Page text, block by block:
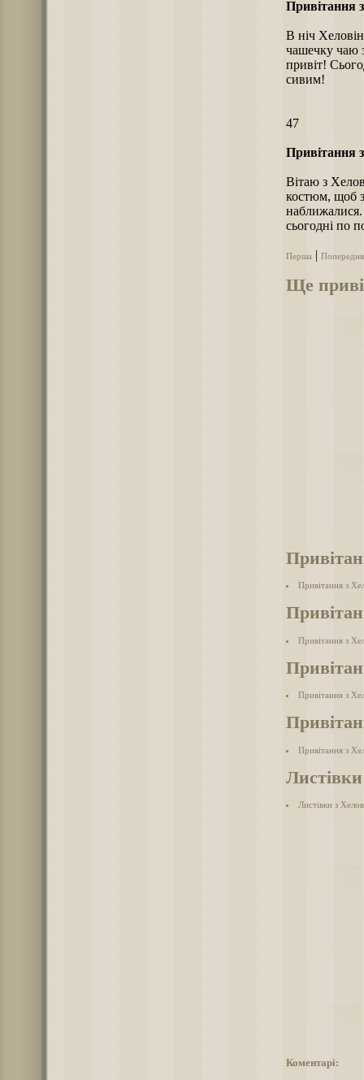
Привітання
В ніч
чашечку чаю
привіт!
сивим!
47
Привітання
Вітаю з
костюм, щоб
наближалися.
сьогодні по
Перша Попередня
Ще
Привітання з
Привітання з
Привітання з
Привітання з
Листівки з
Коментарі: